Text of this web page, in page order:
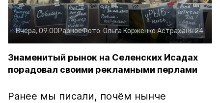
Вчера, 09:00РазноеФото: Ольга КорженкоАстрахань 24
Знаменитый рынок на Селенских Исадах
порадовал своими рекламными перлами
Ранее мы писали, почём нынче